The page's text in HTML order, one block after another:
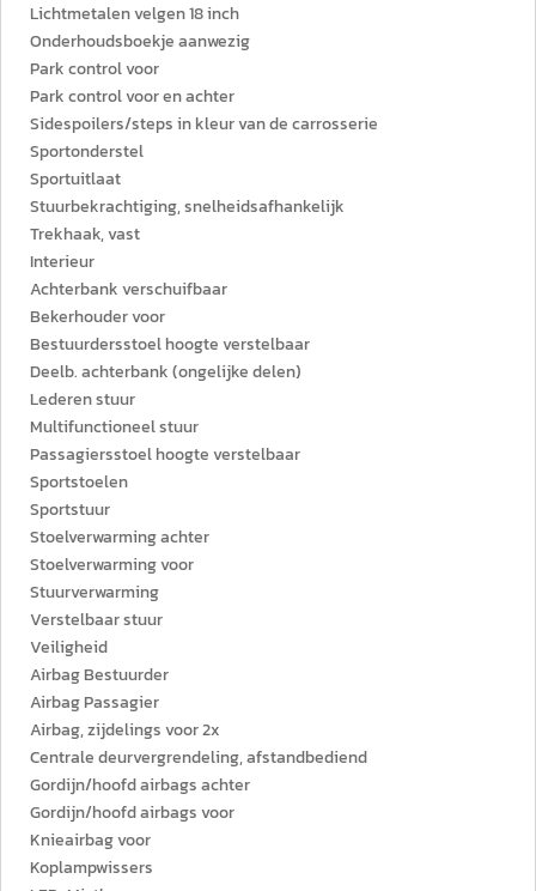
Lichtmetalen velgen 18 inch
Onderhoudsboekje aanwezig
Park control voor
Park control voor en achter
Sidespoilers/steps in kleur van de carrosserie
Sportonderstel
Sportuitlaat
Stuurbekrachtiging, snelheidsafhankelijk
Trekhaak, vast
Interieur
Achterbank verschuifbaar
Bekerhouder voor
Bestuurdersstoel hoogte verstelbaar
Deelb. achterbank (ongelijke delen)
Lederen stuur
Multifunctioneel stuur
Passagiersstoel hoogte verstelbaar
Sportstoelen
Sportstuur
Stoelverwarming achter
Stoelverwarming voor
Stuurverwarming
Verstelbaar stuur
Veiligheid
Airbag Bestuurder
Airbag Passagier
Airbag, zijdelings voor 2x
Centrale deurvergrendeling, afstandbediend
Gordijn/hoofd airbags achter
Gordijn/hoofd airbags voor
Knieairbag voor
Koplampwissers